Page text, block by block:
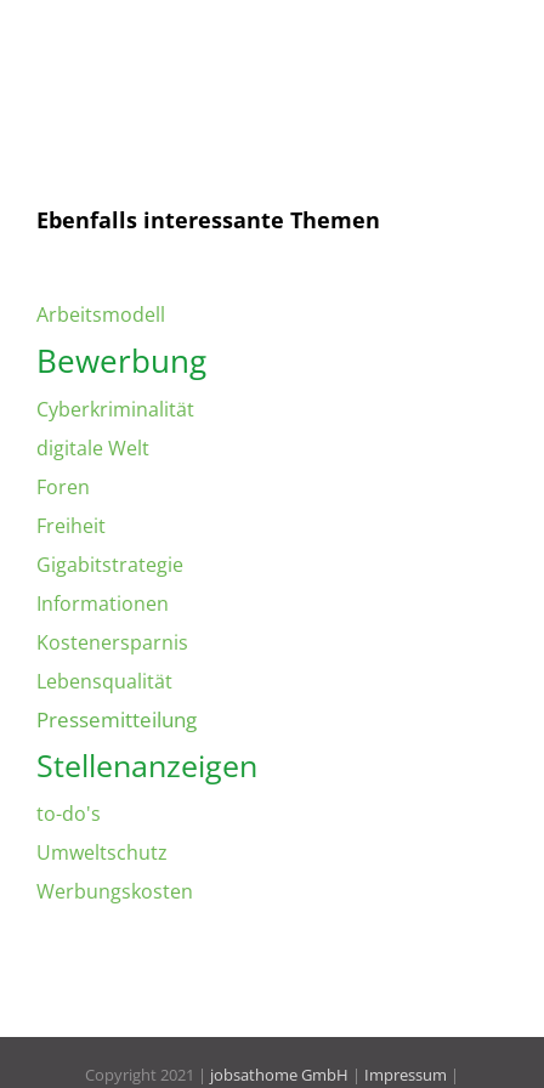
Ebenfalls interessante Themen
Arbeitsmodell
Bewerbung
Cyberkriminalität
digitale Welt
Foren
Freiheit
Gigabitstrategie
Informationen
Kostenersparnis
Lebensqualität
Pressemitteilung
Stellenanzeigen
to-do's
Umweltschutz
Werbungskosten
Copyright 2021 | jobsathome GmbH | Impressum |